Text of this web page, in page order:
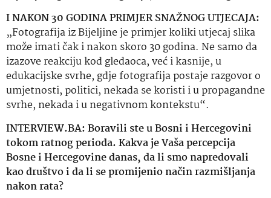
I NAKON 30 GODINA PRIMJER SNAŽNOG UTJECAJA:
„Fotografija iz Bijeljine je primjer koliki utjecaj slika
može imati čak i nakon skoro 30 godina. Ne samo da
izazove reakciju kod gledaoca, već i kasnije, u
edukacijske svrhe, gdje fotografija postaje razgovor o
umjetnosti, politici, nekada se koristi i u propagandne
svrhe, nekada i u negativnom kontekstu“.
INTERVIEW.BA: Boravili ste u Bosni i Hercegovini
tokom ratnog perioda. Kakva je Vaša percepcija
Bosne i Hercegovine danas, da li smo napredovali
kao društvo i da li se promijenio način razmišljanja
nakon rata?